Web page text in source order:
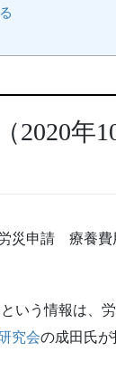
2020年
災申請 療養費
という情報は、
究会の成田氏が